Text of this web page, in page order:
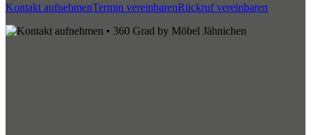
Kontakt aufnehmenTermin vereinbarenRückruf vereinbaren